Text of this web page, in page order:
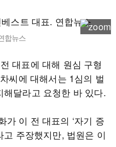
합뉴스
대표에 대해 원심 구형
씨에 대해서는 1심의 벌
달라고 요청한 바 있다.
가 이 전 대표의 ‘자기 증
고 주장했지만, 법원은 이